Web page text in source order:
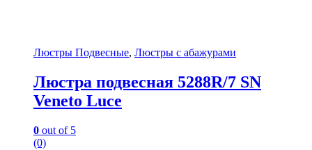
Люстры Подвесные, Люстры с абажурами
Люстра подвесная 5288R/7 SN
Veneto Luce
0 out of 5
(0)